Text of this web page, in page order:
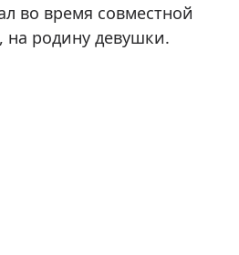
во время совместной
родину девушки.